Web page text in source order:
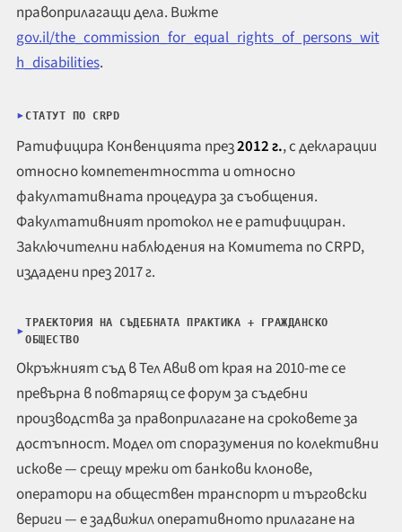
правоприлагащи дела. Вижте
gov.il/the_commission_for_equal_rights_of_persons_wit
h_disabilities.
СТАТУТ ПО CRPD
Ратифицира Конвенцията през2012 г., с декларации
относно компетентността и относно
факултативната процедура за съобщения.
Факултативният протокол не е ратифициран.
Заключителни наблюдения на Комитета по CRPD,
издадени през 2017 г.
ТРАЕКТОРИЯ НА СЪДЕБНАТА ПРАКТИКА + ГРАЖДАНСКО
ОБЩЕСТВО
Окръжният съд в Тел Авив от края на 2010-те се
превърна в повтарящ се форум за съдебни
производства за правоприлагане на сроковете за
достъпност. Модел от споразумения по колективни
искове — срещу мрежи от банкови клонове,
оператори на обществен транспорт и търговски
вериги — е задвижил оперативното прилагане на